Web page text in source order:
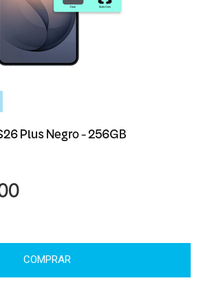
Plus Negro - 256GB
COMPRAR